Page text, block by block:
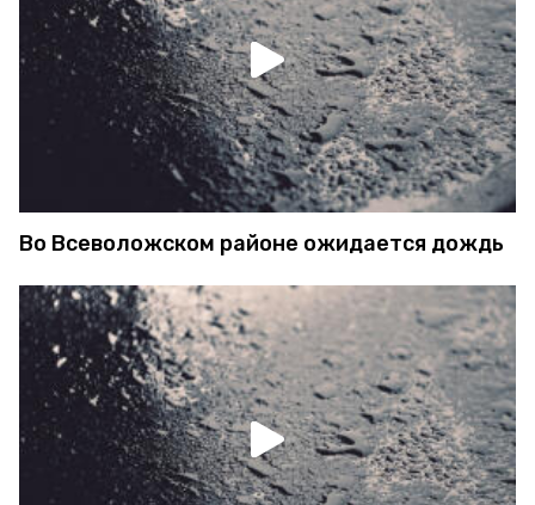
Во Всеволожском районе ожидается дождь